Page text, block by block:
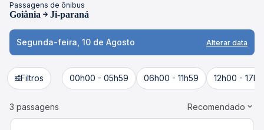
Passagens de ônibus
Goiânia Ji-paraná
Segunda-feira, 10 de Agosto Alterar data
Filtros 00h00 - 05h59 06h00 - 11h59 12h00 -
3 passagens Recomendado